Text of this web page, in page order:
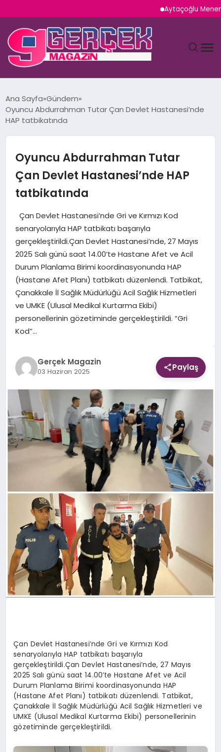
Aytaçoğlu Menemen:
YAŞAM
TEKNOLOJI
SAĞLIK
SIYASET
EKONOMI
DÜNYA
Ana Sayfa Gündem
Oyuncu Abdurrahman Tutar Çan Devlet Hastanesi’nde
HAP tatbikatında
Oyuncu Abdurrahman Tutar
Çan Devlet Hastanesi’nde HAP
tatbikatında
Çan Devlet Hastanesi’nde Gri ve Kırmızı Kod
senaryolarıyla HAP tatbikatı başarıyla
gerçekleştirildi.Çan Devlet Hastanesi’nde, 27 Mayıs
2025 Salı günü saat 14.00’te Hastane Afet ve Acil
Durum Planlama Birimi koordinasyonunda HAP
(Hastane Afet Planı) tatbikatı düzenlendi. Tatbikat,
Çanakkale İl Sağlık Müdürlüğü Acil Sağlık Hizmetleri
ve UMKE (Ulusal Medikal Kurtarma Ekibi)
personellerinin gözetiminde gerçekleştirildi. “Gri
Kod”…
Gerçek Magazin
03 Haziran 2025 Paylaş
Çan Devlet Hastanesi’nde Gri ve Kırmızı Kod
senaryolarıyla HAP tatbikatı başarıyla
gerçekleştirildi.Çan Devlet Hastanesi’nde, 27 Mayıs
2025 Salı günü saat 14.00’te Hastane Afet ve Acil
Durum Planlama Birimi koordinasyonunda HAP
(Hastane Afet Planı) tatbikatı düzenlendi. Tatbikat,
Çanakkale İl Sağlık Müdürlüğü Acil Sağlık Hizmetleri ve
UMKE (Ulusal Medikal Kurtarma Ekibi) personellerinin
gözetiminde gerçekleştirildi.